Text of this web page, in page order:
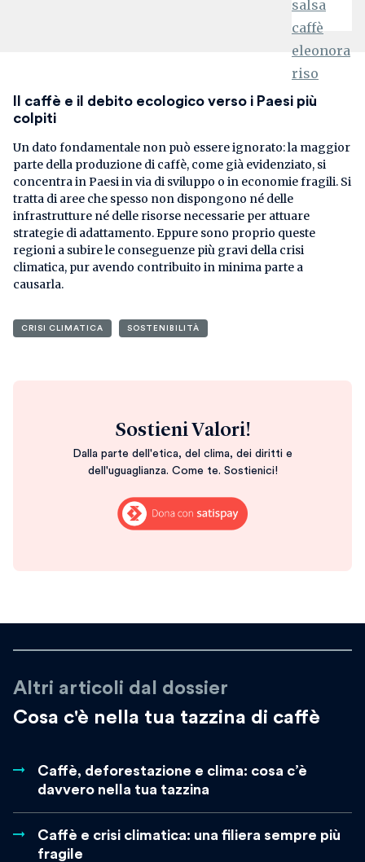
Il caffè e il debito ecologico verso i Paesi più
colpiti
Un dato fondamentale non può essere ignorato: la maggior
parte della produzione di caffè, come già evidenziato, si
concentra in Paesi in via di sviluppo o in economie fragili. Si
tratta di aree che spesso non dispongono né delle
infrastrutture né delle risorse necessarie per attuare
strategie di adattamento. Eppure sono proprio queste
regioni a subire le conseguenze più gravi della crisi
climatica, pur avendo contribuito in minima parte a
causarla.
CRISI CLIMATICA SOSTENIBILITÀ
Sostieni Valori!
Dalla parte dell'etica, del clima, dei diritti e
dell'uguaglianza. Come te. Sostienici!
Altri articoli dal dossier
Cosa c'è nella tua tazzina di caffè
Caffè, deforestazione e clima: cosa c’è
davvero nella tua tazzina
Caffè e crisi climatica: una filiera sempre più
fragile